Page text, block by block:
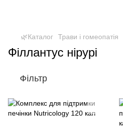
🌿Каталог Трави і гомеопатія
Філлантус нірурі
Фільтр